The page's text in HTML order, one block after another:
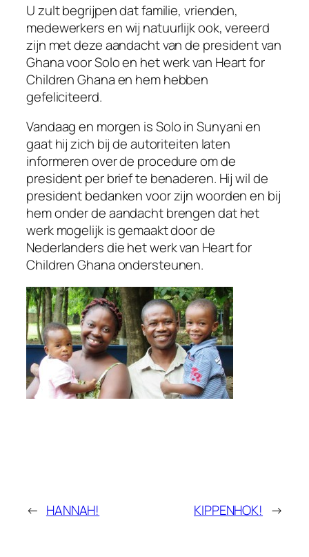
U zult begrijpen dat familie, vrienden,
medewerkers en wij natuurlijk ook, vereerd
zijn met deze aandacht van de president van
Ghana voor Solo en het werk van Heart for
Children Ghana en hem hebben
gefeliciteerd.
Vandaag en morgen is Solo in Sunyani en
gaat hij zich bij de autoriteiten laten
informeren over de procedure om de
president per brief te benaderen. Hij wil de
president bedanken voor zijn woorden en bij
hem onder de aandacht brengen dat het
werk mogelijk is gemaakt door de
Nederlanders die het werk van Heart for
Children Ghana ondersteunen.
← HANNAH! KIPPENHOK! →